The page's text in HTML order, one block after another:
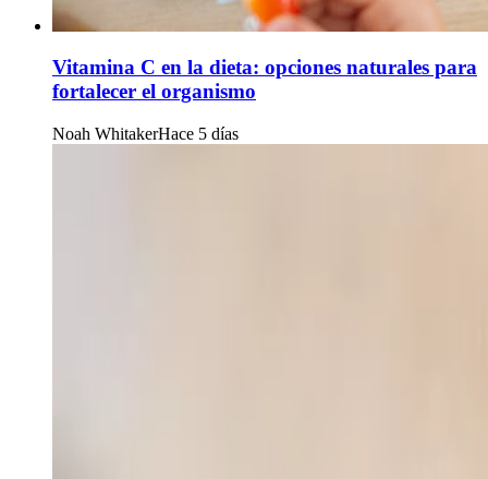
Vitamina C en la dieta: opciones naturales para
fortalecer el organismo
Noah WhitakerHace 5 días